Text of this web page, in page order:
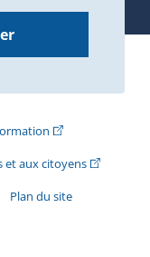
s'ouvrira dans une
(Cet hyperlien
et aux citoyens(Cet
externe s'ouvrira
Plan du site